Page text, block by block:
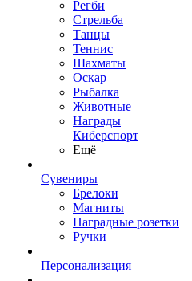
Регби
Стрельба
Танцы
Теннис
Шахматы
Оскар
Рыбалка
Животные
Награды
Киберспорт
Ещё
Сувениры
Брелоки
Магниты
Наградные розетки
Ручки
Персонализация